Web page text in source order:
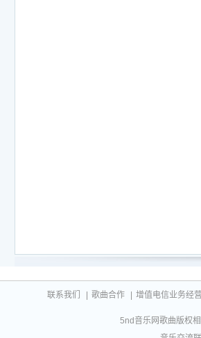
联系我们 歌曲合作 增值电信业务经
5nd音乐网歌曲版权